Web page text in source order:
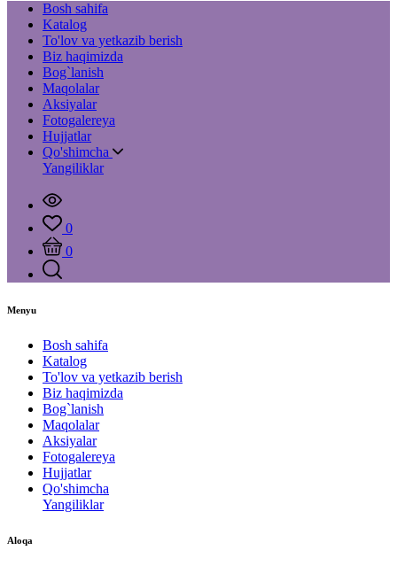
Bosh sahifa
Katalog
To'lov va yetkazib berish
Biz haqimizda
Bog`lanish
Maqolalar
Aksiyalar
Fotogalereya
Hujjatlar
Qo'shimcha
Yangiliklar
0
0
Menyu
Bosh sahifa
Katalog
To'lov va yetkazib berish
Biz haqimizda
Bog`lanish
Maqolalar
Aksiyalar
Fotogalereya
Hujjatlar
Qo'shimcha
Yangiliklar
Aloqa